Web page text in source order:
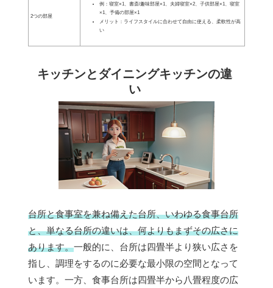
2つの部屋
例：寝室×1、書斎/趣味部屋×1、夫婦寝室×2、子供部屋×1、寝室
×1、予備の部屋×1
メリット：ライフスタイルに合わせて自由に使える、柔軟性が高
い
キッチンとダイニングキッチンの違
い
台所と食事室を兼ね備えた台所、いわゆる食事台所
と、単なる台所の違いは、何よりもまずその広さに
あります。一般的に、台所は四畳半より狭い広さを
指し、調理をするのに必要な最小限の空間となって
います。一方、食事台所は四畳半から八畳程度の広